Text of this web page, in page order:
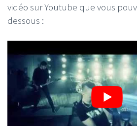
vidéo sur Youtube que vous
dessous :